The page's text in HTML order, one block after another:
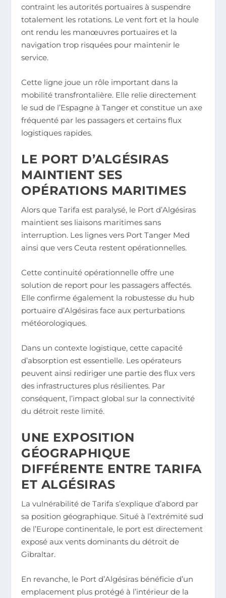
contraint les autorités portuaires à suspendre
totalement les rotations. Le vent fort et la houle
ont rendu les manœuvres portuaires et la
navigation trop risquées pour maintenir le
service.
Cette ligne joue un rôle important dans la
mobilité transfrontalière. Elle relie directement
le sud de l’Espagne à Tanger et constitue un axe
fréquenté par les passagers et certains flux
logistiques rapides.
LE PORT D’ALGÉSIRAS
MAINTIENT SES
OPÉRATIONS MARITIMES
Alors que Tarifa est paralysé, le Port d’Algésiras
maintient ses liaisons maritimes sans
interruption. Les lignes vers Port Tanger Med
ainsi que vers Ceuta restent opérationnelles.
Cette continuité opérationnelle offre une
solution de report pour les passagers affectés.
Elle confirme également la robustesse du hub
portuaire d’Algésiras face aux perturbations
météorologiques.
Dans un contexte logistique, cette capacité
d’absorption est essentielle. Les opérateurs
peuvent ainsi rediriger une partie des flux vers
des infrastructures plus résilientes. Par
conséquent, l’impact global sur la connectivité
du détroit reste limité.
UNE EXPOSITION
GÉOGRAPHIQUE
DIFFÉRENTE ENTRE TARIFA
ET ALGÉSIRAS
La vulnérabilité de Tarifa s’explique d’abord par
sa position géographique. Situé à l’extrémité sud
de l’Europe continentale, le port est directement
exposé aux vents dominants du détroit de
Gibraltar.
En revanche, le Port d’Algésiras bénéficie d’un
emplacement plus protégé à l’intérieur de la